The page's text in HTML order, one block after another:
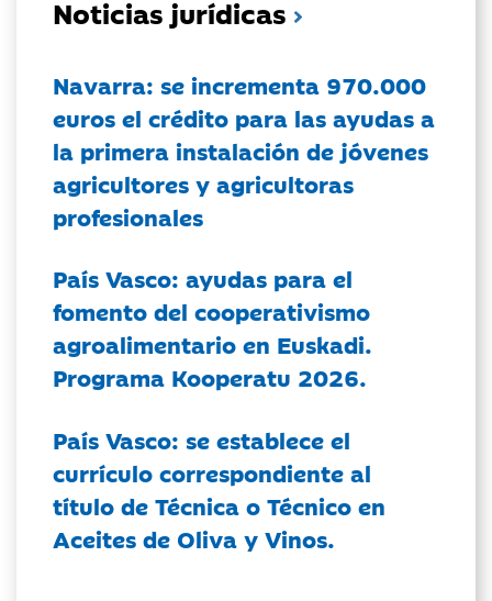
Noticias jurídicas
Navarra: se incrementa 970.000
euros el crédito para las ayudas a
la primera instalación de jóvenes
agricultores y agricultoras
profesionales
País Vasco: ayudas para el
fomento del cooperativismo
agroalimentario en Euskadi.
Programa Kooperatu 2026.
País Vasco: se establece el
currículo correspondiente al
título de Técnica o Técnico en
Aceites de Oliva y Vinos.